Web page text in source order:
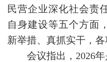
民营企业深化社会责
自身建设等五个方面
新举措、真抓实干，各
会议指出，2026